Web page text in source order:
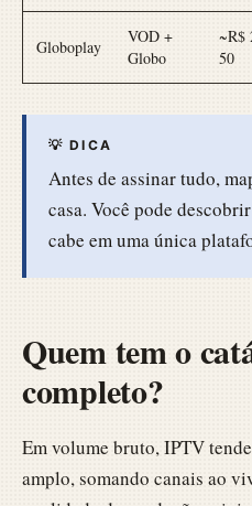
Globoplay
VOD +
Globo
~R$
50
💡 DICA
Antes de assinar tudo,
casa. Você pode
cabe em uma única
Quem tem o
completo?
Em volume bruto, IPTV
amplo, somando canais ao